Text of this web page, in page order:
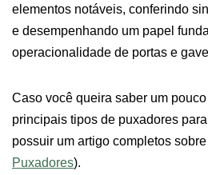
elementos notáveis, conferindo
e desempenhando um papel
operacionalidade de portas e
Caso você queira saber um
principais tipos de puxadores
possuir um artigo completos
Puxadores).